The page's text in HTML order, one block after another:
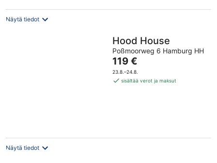
Näytä tiedot
Hood House
Poßmoorweg 6 Hamburg HH
Hinta
on
119 €
119 €
23.8.–24.8.
sisältää verot ja maksut
Näytä tiedot